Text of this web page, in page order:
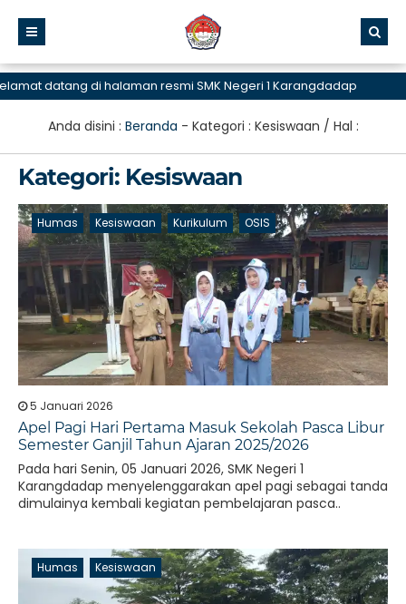
di halaman resmi SMK Negeri 1 Karangdadap
Anda disini : Beranda - Kategori : Kesiswaan / Hal :
Kategori: Kesiswaan
Humas Kesiswaan Kurikulum OSIS
5 Januari 2026
Apel Pagi Hari Pertama Masuk Sekolah Pasca Libur
Semester Ganjil Tahun Ajaran 2025/2026
Pada hari Senin, 05 Januari 2026, SMK Negeri 1
Karangdadap menyelenggarakan apel pagi sebagai tanda
dimulainya kembali kegiatan pembelajaran pasca..
Humas Kesiswaan